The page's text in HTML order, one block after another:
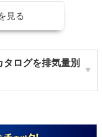
見る
ログを排気量別